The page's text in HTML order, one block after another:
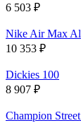
6 503 ₽
Nike Air Max
10 353 ₽
Dickies 100
8 907 ₽
Champion